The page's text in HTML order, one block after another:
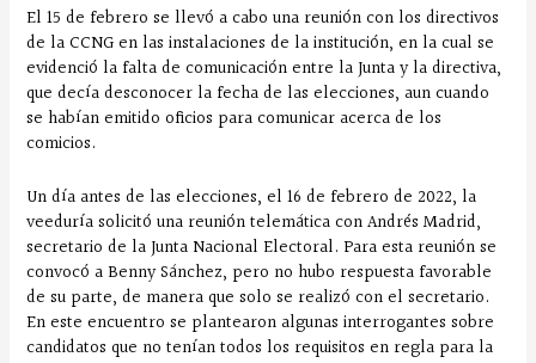
El 15 de febrero se llevó a cabo una reunión con los directivos
de la CCNG en las instalaciones de la institución, en la cual se
evidenció la falta de comunicación entre la Junta y la directiva,
que decía desconocer la fecha de las elecciones, aun cuando
se habían emitido oficios para comunicar acerca de los
comicios.
Un día antes de las elecciones, el 16 de febrero de 2022, la
veeduría solicitó una reunión telemática con Andrés Madrid,
secretario de la Junta Nacional Electoral. Para esta reunión se
convocó a Benny Sánchez, pero no hubo respuesta favorable
de su parte, de manera que solo se realizó con el secretario.
En este encuentro se plantearon algunas interrogantes sobre
candidatos que no tenían todos los requisitos en regla para la